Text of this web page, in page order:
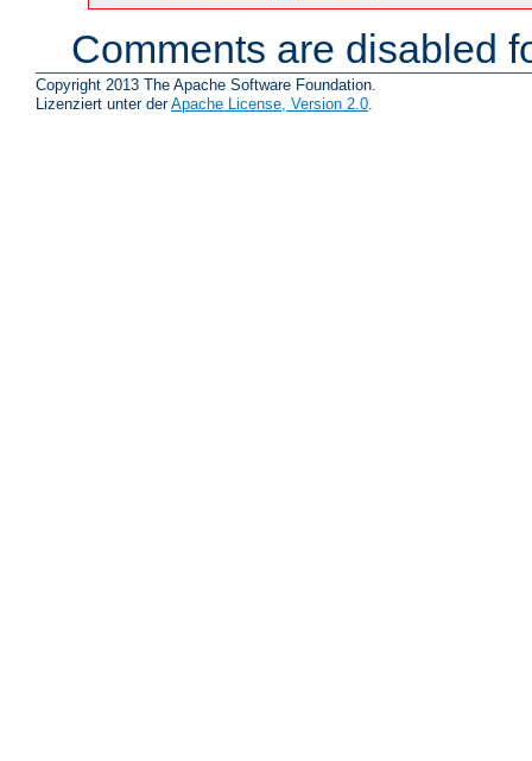
Comments are disabled
Copyright 2013 The Apache Software Foundation.
Lizenziert unter derApache License, Version 2.0.